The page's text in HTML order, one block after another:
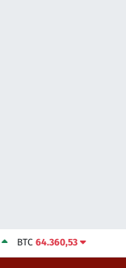
BTC 64.360,53